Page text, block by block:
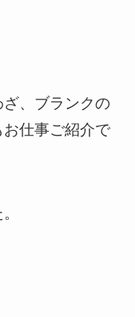
、ブランクの
仕事ご紹介で